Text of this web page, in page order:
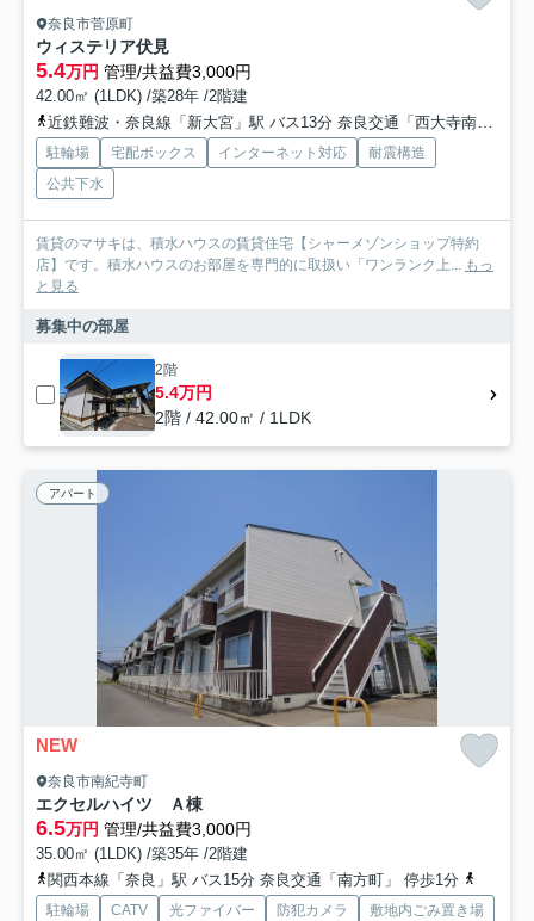
奈良市菅原町
ウィステリア伏見
5.4万円 管理/共益費3,000円
42.00㎡ (1LDK) /築28年 /2階建
近鉄難波・奈良線「新大宮」駅 バス13分 奈良交通「西大寺南町」 停歩7分
駐輪場 宅配ボックス インターネット対応
耐震構造
公共下水
賃貸のマサキは、積水ハウスの賃貸住宅【シャーメゾンショップ特約
店】です。積水ハウスのお部屋を専門的に取扱い「ワンランク上... もっ
と見る
募集中の部屋
2階
5.4万円
2階 / 42.00㎡ / 1LDK
アパート
NEW
奈良市南紀寺町
エクセルハイツ Ａ棟
6.5万円 管理/共益費3,000円
35.00㎡ (1LDK) /築35年 /2階建
関西本線「奈良」駅 バス15分 奈良交通「南方町」 停歩1分
駐輪場 CATV 光ファイバー 防犯カメラ
敷地内ごみ置き場